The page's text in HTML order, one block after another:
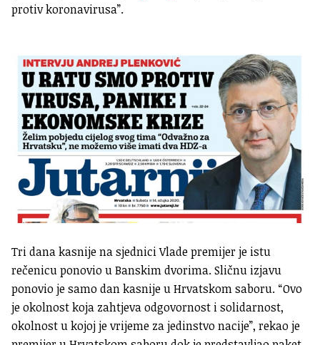
protiv koronavirusa”.
Tri dana kasnije na sjednici Vlade premijer je istu
rečenicu ponovio u Banskim dvorima. Sličnu izjavu
ponovio je samo dan kasnije u Hrvatskom saboru. “Ovo
je okolnost koja zahtjeva odgovornost i solidarnost,
okolnost u kojoj je vrijeme za jedinstvo nacije”, rekao je